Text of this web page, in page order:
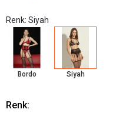
Renk: Siyah
Bordo Siyah
Renk: